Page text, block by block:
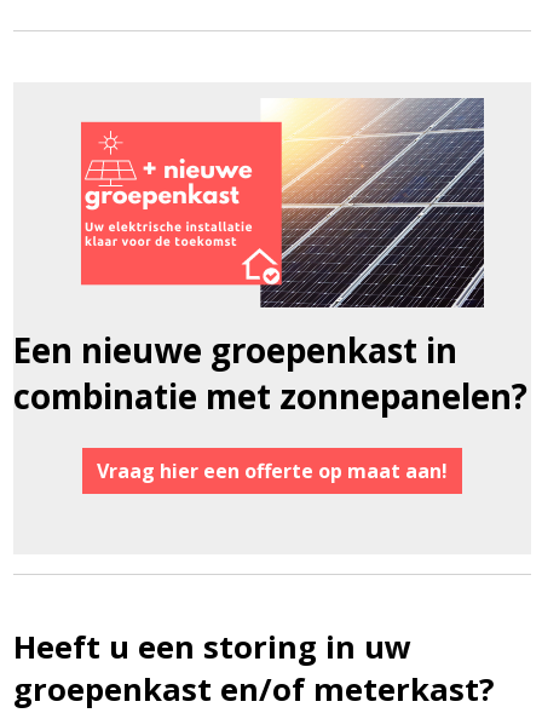
Een nieuwe groepenkast in
combinatie met zonnepanelen?
Vraag hier een offerte op maat aan!
Heeft u een storing in uw
groepenkast en/of meterkast?